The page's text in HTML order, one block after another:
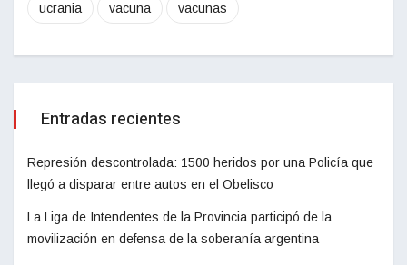
ucrania vacuna vacunas
Entradas recientes
Represión descontrolada: 1500 heridos por una Policía que
llegó a disparar entre autos en el Obelisco
La Liga de Intendentes de la Provincia participó de la
movilización en defensa de la soberanía argentina